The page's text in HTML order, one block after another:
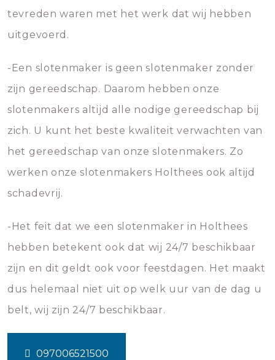
tevreden waren met het werk dat wij hebben
uitgevoerd.
-Een slotenmaker is geen slotenmaker zonder
zijn gereedschap. Daarom hebben onze
slotenmakers altijd alle nodige gereedschap bij
zich. U kunt het beste kwaliteit verwachten van
het gereedschap van onze slotenmakers. Zo
werken onze slotenmakers Holthees ook altijd
schadevrij.
-Het feit dat we een slotenmaker in Holthees
hebben betekent ook dat wij 24/7 beschikbaar
zijn en dit geldt ook voor feestdagen. Het maakt
dus helemaal niet uit op welk uur van de dag u
belt, wij zijn 24/7 beschikbaar.
097006521500